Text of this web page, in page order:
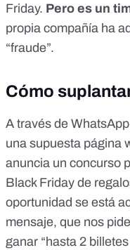
Friday. Pero es un
propia compañía ha
“fraude”.
Cómo
A través de
una supuesta página
anuncia un concurso
Black Friday de
oportunidad se está
mensaje, que nos
ganar “hasta 2